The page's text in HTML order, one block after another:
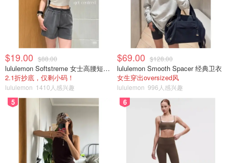
$19.00 $88.00
lululemon Softstreme 女士高腰短裤 10cm
2.1折抄底，仅剩小码！
lululemon 1410人感兴趣
$69.00 $128.00
lululemon Smooth Spacer 经典卫衣
女生穿出oversized风
lululemon 996人感兴趣
5 6